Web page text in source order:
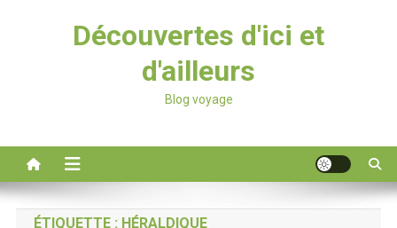
Découvertes d'ici et
d'ailleurs
Blog voyage
ÉTIQUETTE : HÉRALDIQUE